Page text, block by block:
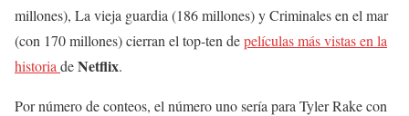
millones), La vieja guardia (186 millones) y Criminales en el mar
(con 170 millones) cierran el top-ten depelículas más vistas en la
historia deNetflix.
Por número de conteos, el número uno sería para Tyler Rake con